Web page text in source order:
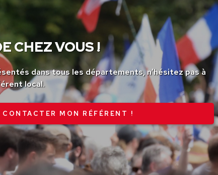
CHEZ VOUS !
dans tous les départements, n’hésitez pas à
local.
CONTACTER MON RÉFÉRENT !